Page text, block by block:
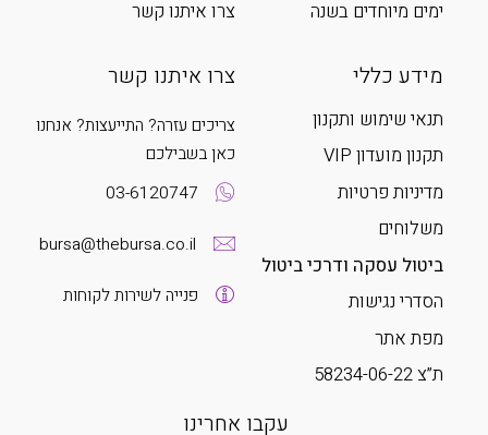
ימים מיוחדים בשנה
צרו איתנו קשר
מידע כללי
תנאי שימוש ותקנון
תקנון מועדון VIP
מדיניות פרטיות
משלוחים
ביטול עסקה ודרכי ביטול
הסדרי נגישות
מפת אתר
ת”צ 58234-06-22
צרו איתנו קשר
צריכים עזרה? התייעצות? אנחנו
כאן בשבילכם
03-6120747
bursa@thebursa.co.il
פנייה לשירות לקוחות
עקבו אחרינו